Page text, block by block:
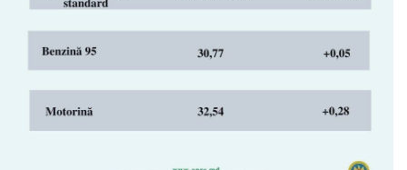
в первую очередь должен поехать премьер -
Тофан?